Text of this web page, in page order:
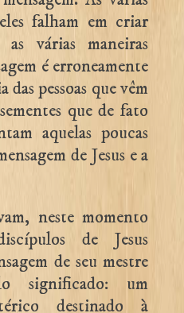
falham em criar
as várias maneiras
é erroneamente
pessoas que vêm
que de fato
aquelas poucas
de Jesus e a
neste momento
de Jesus
de seu mestre
significado: um
destinado à